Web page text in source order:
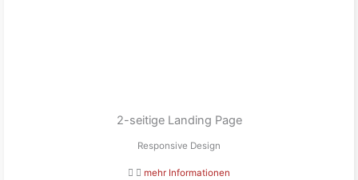
2-seitige Landing Page
Responsive Design
mehr Informationen